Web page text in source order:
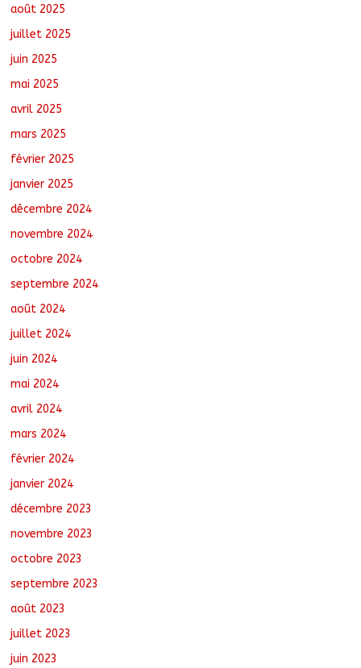
août 2025
juillet 2025
juin 2025
mai 2025
avril 2025
mars 2025
février 2025
janvier 2025
décembre 2024
novembre 2024
octobre 2024
septembre 2024
août 2024
juillet 2024
juin 2024
mai 2024
avril 2024
mars 2024
février 2024
janvier 2024
décembre 2023
novembre 2023
octobre 2023
septembre 2023
août 2023
juillet 2023
juin 2023